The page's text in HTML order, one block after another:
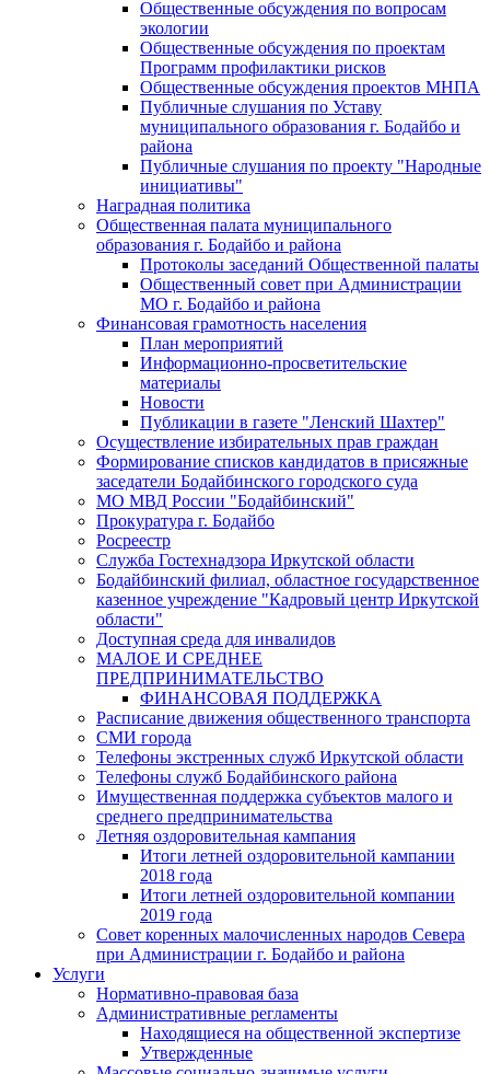
Общественные обсуждения по вопросам
экологии
Общественные обсуждения по проектам
Программ профилактики рисков
Общественные обсуждения проектов МНПА
Публичные слушания по Уставу
муниципального образования г. Бодайбо и
района
Публичные слушания по проекту "Народные
инициативы"
Наградная политика
Общественная палата муниципального
образования г. Бодайбо и района
Протоколы заседаний Общественной палаты
Общественный совет при Администрации
МО г. Бодайбо и района
Финансовая грамотность населения
План мероприятий
Информационно-просветительские
материалы
Новости
Публикации в газете "Ленский Шахтер"
Осуществление избирательных прав граждан
Формирование списков кандидатов в присяжные
заседатели Бодайбинского городского суда
МО МВД России "Бодайбинский"
Прокуратура г. Бодайбо
Росреестр
Служба Гостехнадзора Иркутской области
Бодайбинский филиал, областное государственное
казенное учреждение "Кадровый центр Иркутской
области"
Доступная среда для инвалидов
МАЛОЕ И СРЕДНЕЕ
ПРЕДПРИНИМАТЕЛЬСТВО
ФИНАНСОВАЯ ПОДДЕРЖКА
Расписание движения общественного транспорта
СМИ города
Телефоны экстренных служб Иркутской области
Телефоны служб Бодайбинского района
Имущественная поддержка субъектов малого и
среднего предпринимательства
Летняя оздоровительная кампания
Итоги летней оздоровительной кампании
2018 года
Итоги летней оздоровительной компании
2019 года
Совет коренных малочисленных народов Севера
при Администрации г. Бодайбо и района
Услуги
Нормативно-правовая база
Административные регламенты
Находящиеся на общественной экспертизе
Утвержденные